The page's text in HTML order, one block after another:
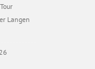
Langen